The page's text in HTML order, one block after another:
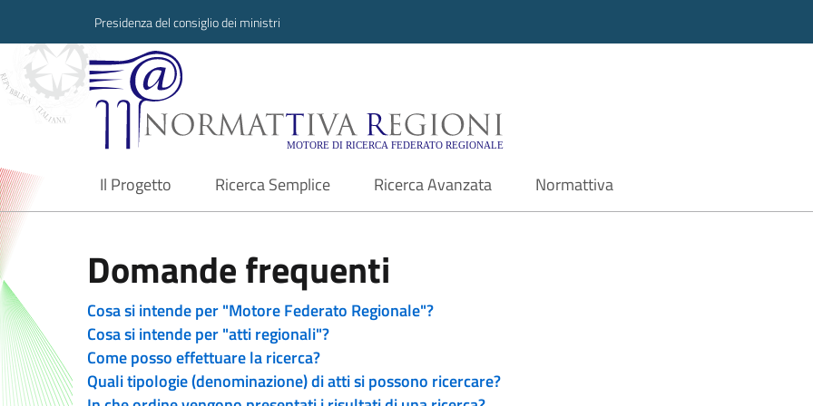
Presidenza del consiglio dei ministri
Normattiva Regioni - Motore di ricerca
Il Progetto
current Ricerca Semplice Ricerca Avanzata Normattiva
Domande frequenti
Cosa si intende per "Motore Federato Regionale"?
Cosa si intende per "atti regionali"?
Come posso effettuare la ricerca?
Quali tipologie (denominazione) di atti si possono ricercare?